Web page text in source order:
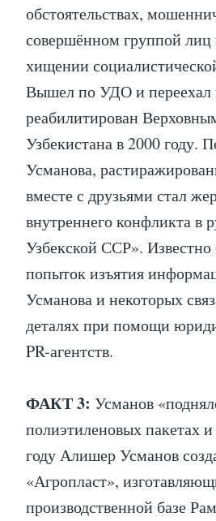
обстоятельствах,
совершённом группой лиц
хищении
Вышел по УДО и переехал
реабилитирован
Узбекистана в 2000 году.
Усманова,
вместе с друзьями стал
внутреннего конфликта в
Узбекской ССР». Известно
попыток изъятия
Усманова и некоторых
деталях при помощи
PR-агентств.
ФАКТ 3: Усманов
полиэтиленовых пакетах
году Алишер Усманов
«Агропласт»,
производственной базе